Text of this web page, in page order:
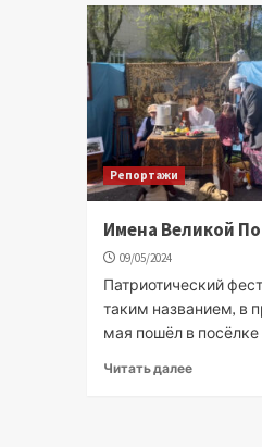
Репортажи
Имена Великой
09/05/2024
Патриотический
таким названием, в
мая пошёл в
Читать далее